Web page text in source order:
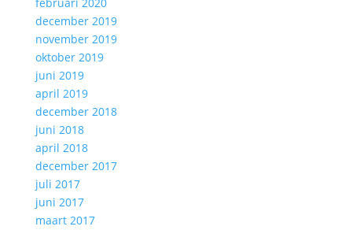
december 2019
november 2019
oktober 2019
juni 2019
april 2019
december 2018
juni 2018
april 2018
december 2017
juli 2017
juni 2017
maart 2017